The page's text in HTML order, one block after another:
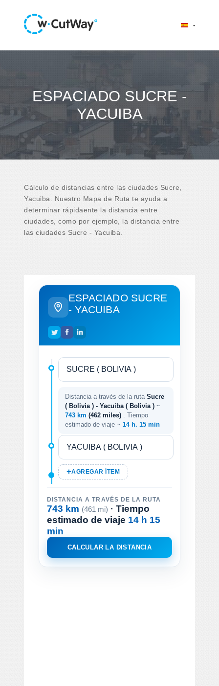
ESPACIADO SUCRE -
YACUIBA
Cálculo de distancias entre las ciudades Sucre,
Yacuiba. Nuestro Mapa de Ruta te ayuda a
determinar rápidaente la distancia entre
ciudades, como por ejemplo, la distancia entre
las ciudades Sucre - Yacuiba.
ESPACIADO SUCRE
- YACUIBA
Distancia a través de la ruta Sucre
( Bolivia ) - Yacuiba ( Bolivia ) ~
743 km (462 miles)
. Tiempo
estimado de viaje ~ 14 h. 15 min
AGREGAR ÍTEM
DISTANCIA A TRAVÉS DE LA RUTA
743 km (461 mi) · Tiempo
estimado de viaje 14 h 15
min
CALCULAR LA DISTANCIA